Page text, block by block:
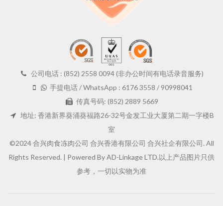
公司电话 : (852) 2558 0094 (非办公时间有电话录音服务)
手提电话 / WhatsApp : 6176 3558 / 90998041
传真号码: (852) 2889 5669
地址: 香港新界葵涌葵福路26-32号金发工业大厦第二期一字楼B
室
©2024 合兴肉食冻肉公司 合兴香港有限公司 合兴社企有限公司. All
Rights Reserved. | Powered By AD-Linkage LTD.以上产品图片只供
参考，一切以实物为准